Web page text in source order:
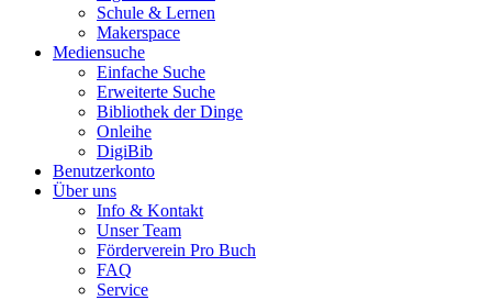
Schule & Lernen
Makerspace
Mediensuche
Einfache Suche
Erweiterte Suche
Bibliothek der Dinge
Onleihe
DigiBib
Benutzerkonto
Über uns
Info & Kontakt
Unser Team
Förderverein Pro Buch
FAQ
Service